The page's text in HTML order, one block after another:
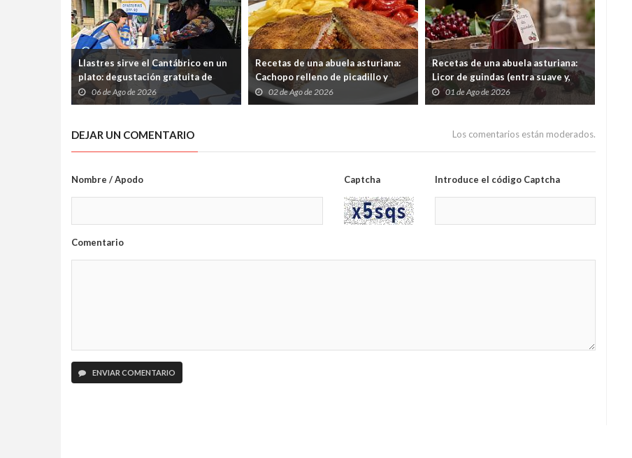
Llastres sirve el Cantábrico en un
plato: degustación gratuita de
merluza a la sidra en el Mercáu
Marineru
06 de Ago de 2026
Recetas de una abuela asturiana:
Cachopo relleno de picadillo y
Cabrales (para comer y quedar en
silencio)
02 de Ago de 2026
Recetas de una abuela asturiana:
Licor de guindas (entra suave y,
cuando quieres darte cuenta, tas
contando secretos familiares de
01 de Ago de 2026
El
un
por
DEJAR UN COMENTARIO Los comentarios están moderados.
Nombre / Apodo Captcha Introduce el código Captcha
Comentario
ENVIAR COMENTARIO